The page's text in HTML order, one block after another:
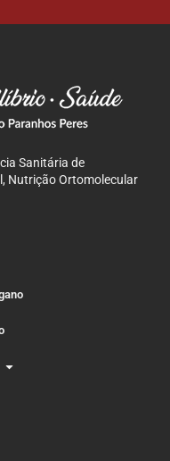
Sanitária de
Nutrição Ortomolecular